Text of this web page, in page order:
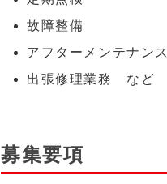
故障整備
アフターメンテナンス
出張修理業務 など
募集要項